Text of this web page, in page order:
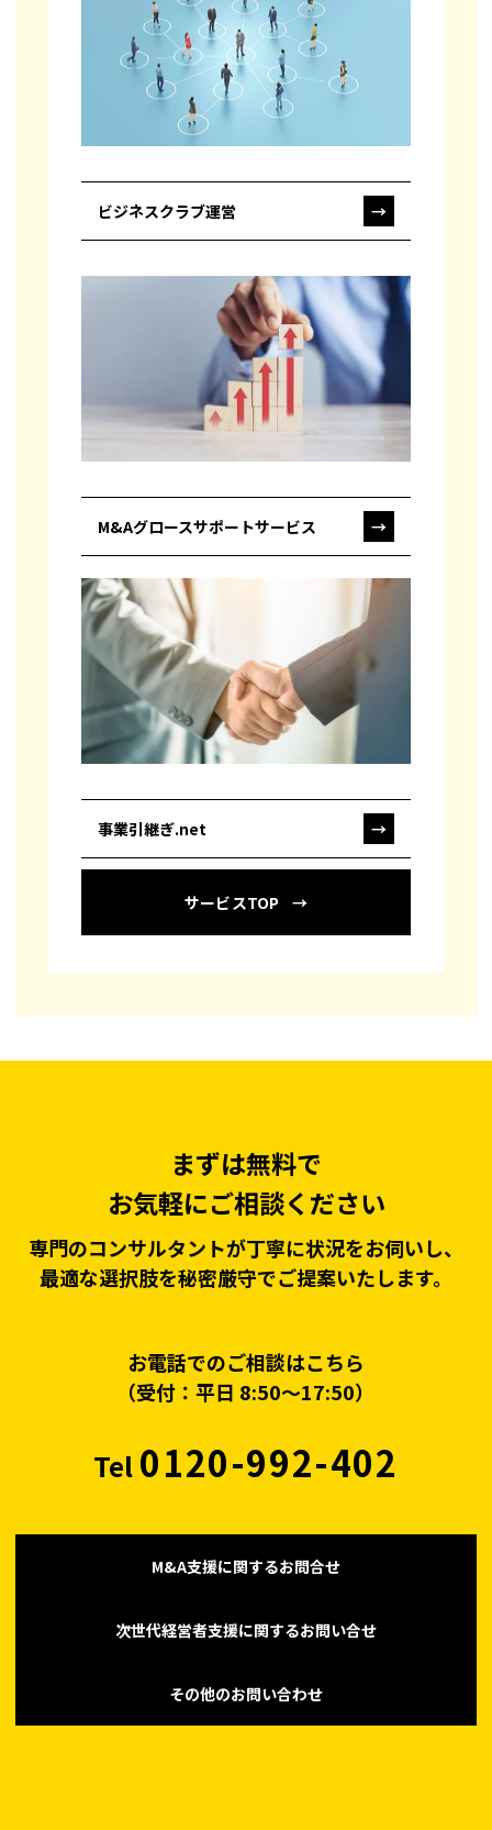
ビジネスクラブ運営 →
M&Aグロースサポートサービス →
事業引継ぎ.net →
サービスTOP
まずは無料で
お気軽にご相談ください
専門のコンサルタントが丁寧に状況をお伺いし、
最適な選択肢を秘密厳守でご提案いたします。
お電話でのご相談はこちら
（受付：平日 8:50〜17:50）
Tel0120-992-402
M&A支援に関するお問合せ
次世代経営者支援に関するお問い合せ
その他のお問い合わせ